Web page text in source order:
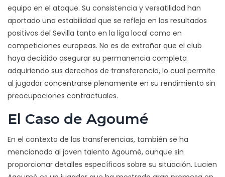
equipo en el ataque. Su consistencia y versatilidad han
aportado una estabilidad que se refleja en los resultados
positivos del Sevilla tanto en la liga local como en
competiciones europeas. No es de extrañar que el club
haya decidido asegurar su permanencia completa
adquiriendo sus derechos de transferencia, lo cual permite
al jugador concentrarse plenamente en su rendimiento sin
preocupaciones contractuales.
El Caso de Agoumé
En el contexto de las transferencias, también se ha
mencionado al joven talento Agoumé, aunque sin
proporcionar detalles específicos sobre su situación. Lucien